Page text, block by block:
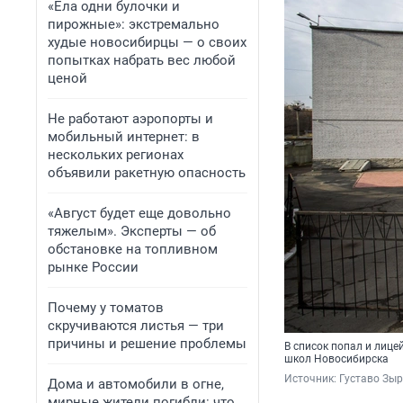
«Ела одни булочки и
пирожные»: экстремально
худые новосибирцы — о своих
попытках набрать вес любой
ценой
Не работают аэропорты и
мобильный интернет: в
нескольких регионах
объявили ракетную опасность
«Август будет еще довольно
тяжелым». Эксперты — об
обстановке на топливном
рынке России
Почему у томатов
скручиваются листья — три
причины и решение проблемы
Дома и автомобили в огне,
В список попал и
школ Новосибирска
Источник: Густаво